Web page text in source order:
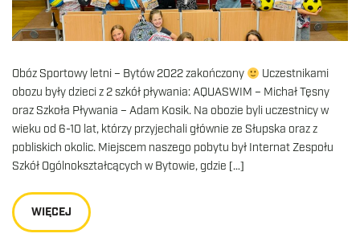
Obóz Sportowy letni – Bytów 2022 zakończony
Uczestnikami
obozu były dzieci z 2 szkół pływania: AQUASWIM – Michał Tęsny
oraz Szkoła Pływania – Adam Kosik. Na obozie byli uczestnicy w
wieku od 6-10 lat, którzy przyjechali głównie ze Słupska oraz z
pobliskich okolic. Miejscem naszego pobytu był Internat Zespołu
Szkół Ogólnokształcących w Bytowie, gdzie […]
WIĘCEJ